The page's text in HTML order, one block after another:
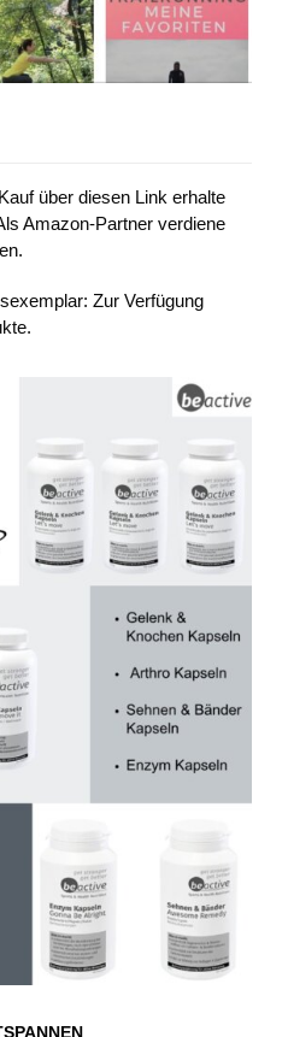
über diesen Link erhalte
Amazon-Partner verdiene
Zur Verfügung